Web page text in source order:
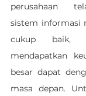
perusahaan
sistem informasi
cukup baik,
mendapatkan
besar dapat
masa depan.